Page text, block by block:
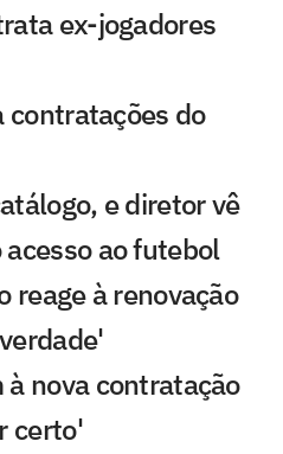
ex-jogadores
contratações do
e diretor vê
ao futebol
reage à renovação
à nova contratação
certo'